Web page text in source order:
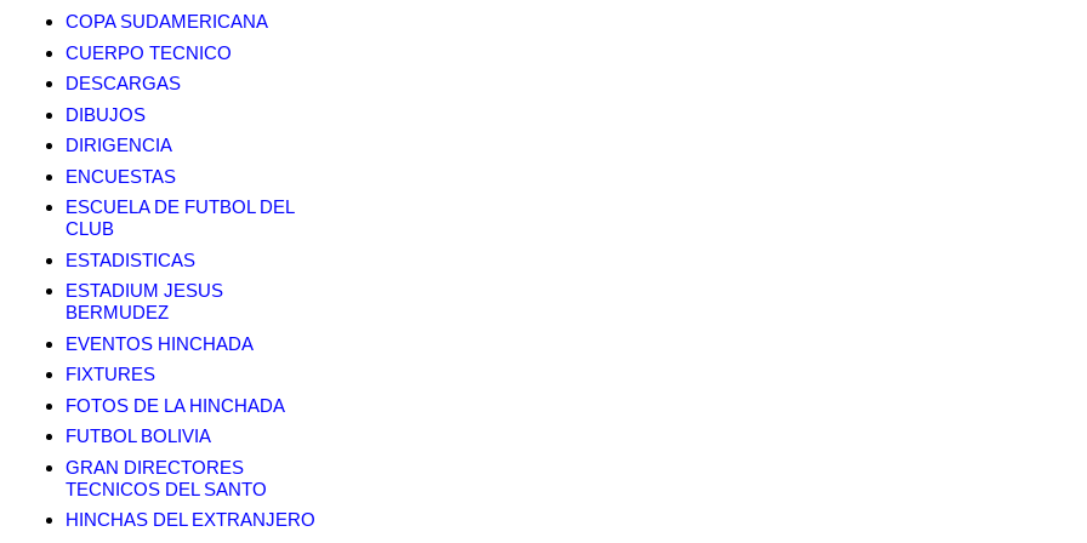
COPA SUDAMERICANA
CUERPO TECNICO
DESCARGAS
DIBUJOS
DIRIGENCIA
ENCUESTAS
ESCUELA DE FUTBOL DEL
CLUB
ESTADISTICAS
ESTADIUM JESUS
BERMUDEZ
EVENTOS HINCHADA
FIXTURES
FOTOS DE LA HINCHADA
FUTBOL BOLIVIA
GRAN DIRECTORES
TECNICOS DEL SANTO
HINCHAS DEL EXTRANJERO